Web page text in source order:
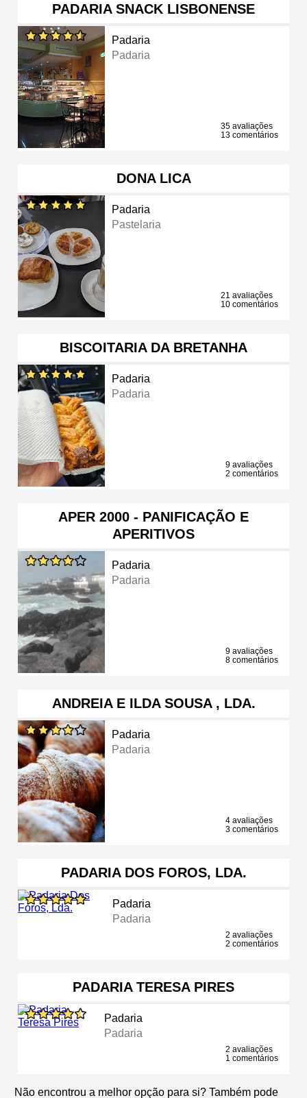
PADARIA SNACK LISBONENSE
Padaria
Padaria
35 avaliações
13 comentários
DONA LICA
Padaria
Pastelaria
21 avaliações
10 comentários
BISCOITARIA DA BRETANHA
Padaria
Padaria
9 avaliações
2 comentários
APER 2000 - PANIFICAÇÃO E
APERITIVOS
Padaria
Padaria
9 avaliações
8 comentários
ANDREIA E ILDA SOUSA , LDA.
Padaria
Padaria
4 avaliações
3 comentários
PADARIA DOS FOROS, LDA.
Padaria
Padaria
2 avaliações
2 comentários
PADARIA TERESA PIRES
Padaria
Padaria
2 avaliações
1 comentários
Não encontrou a melhor opção para si? Também pode